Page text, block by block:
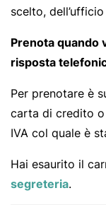
scelto,
Prenota quando
risposta
Per prenotare è
carta di credito
IVA col quale è
Hai esaurito il
segreteria.